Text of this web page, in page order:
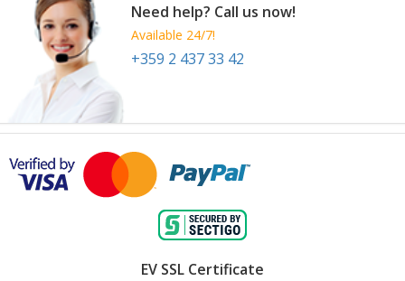
Need help? Call us now!
Available 24/7!
+359 2 437 33 42
EV SSL Certificate